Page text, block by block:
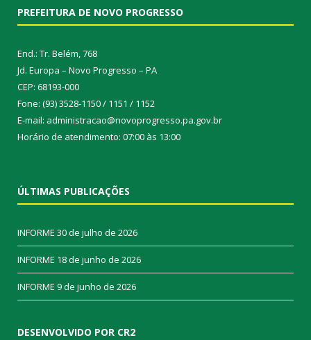
PREFEITURA DE NOVO PROGRESSO
End.: Tr. Belém, 768
Jd. Europa – Novo Progresso – PA
CEP: 68193-000
Fone: (93) 3528-1150 / 1151 / 1152
E-mail: administracao@novoprogresso.pa.gov.br
Horário de atendimento: 07:00 às 13:00
ÚLTIMAS PUBLICAÇÕES
INFORME 30 de julho de 2026
INFORME 18 de junho de 2026
INFORME 9 de junho de 2026
DESENVOLVIDO POR CR2